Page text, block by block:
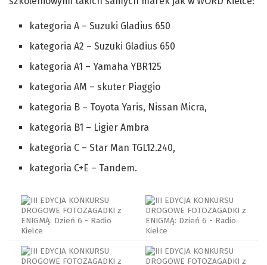
kategoria A – Suzuki Gladius 650
kategoria A2 – Suzuki Gladius 650
kategoria A1 – Yamaha YBR125
kategoria AM – skuter Piaggio
kategoria B – Toyota Yaris, Nissan Micra,
kategoria B1 – Ligier Ambra
kategoria C – Star Man TGL12.240,
kategoria C+E – Tandem.